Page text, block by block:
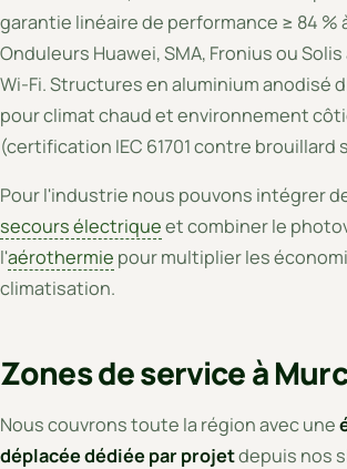
garantie linéaire de performance ≥ 84 %
Onduleurs Huawei, SMA, Fronius ou
Wi-Fi. Structures en aluminium anodisé
pour climat chaud et environnement
(certification IEC 61701 contre brouillard
Pour l'industrie nous pouvons intégrer
secours électriqueet combiner le
l'aérothermie pour multiplier les
climatisation.
Zones de service à
Nous couvrons toute la région avec une
déplacée dédiée par projetdepuis nos